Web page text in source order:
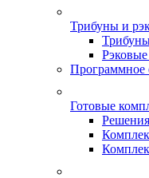
Трибуны и
Программное
Готовые